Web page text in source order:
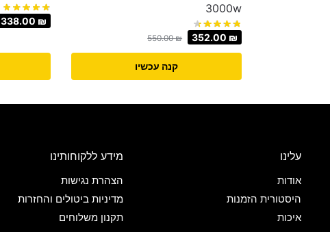
3000w
550.00₪ 352.00 ₪
קנה עכשיו
338.00 ₪
עלינו
אודות
היסטורית הזמנות
איכות
מידע ללקוחותינו
הצהרת נגישות
מדיניות ביטולים והחזרות
תקנון משלוחים